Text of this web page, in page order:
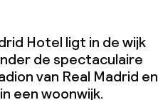
Hotel ligt in de wijk
de spectaculaire
van Real Madrid en
een woonwijk.